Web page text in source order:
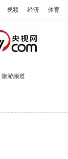
视频 经济 体育
旅游频道